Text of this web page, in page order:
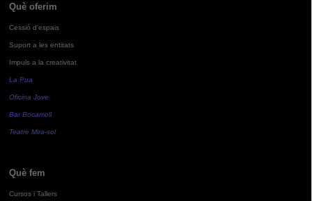
Què oferim
Cessió d'espais
Suport a les entitats
Impuls a la creativitat
La Pua
Oficina Jove
Bar Bocamoll
Teatre Mira-sol
Què fem
Cursos i Tallers